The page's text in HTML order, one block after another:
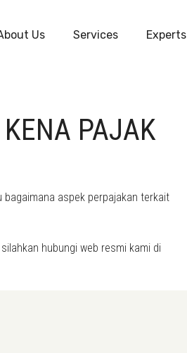
Us Services Experts
PAJAK
bagaimana aspek perpajakan terkait
hubungi web resmi kami di